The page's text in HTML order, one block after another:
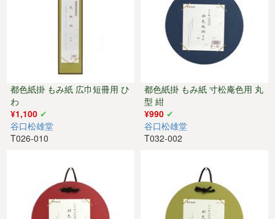
都色紙掛 もみ紙 広巾短冊用 ひ
わ
¥1,100
谷口松雄堂
T026-010
都色紙掛 もみ紙 寸松庵色用 丸
型 紺
¥990
谷口松雄堂
T032-002